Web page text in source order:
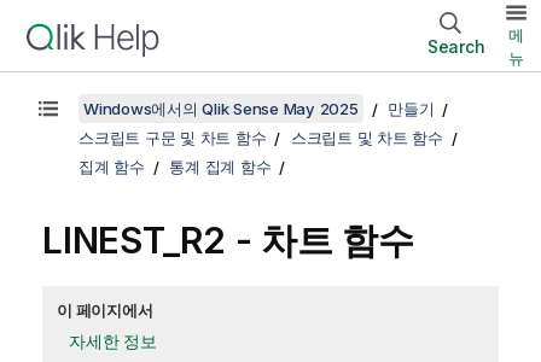
Search
메
뉴
Windows에서의 Qlik Sense May 2025
만들기
스크립트 구문 및 차트 함수
스크립트 및 차트 함수
집계 함수
통계 집계 함수
LINEST_R2 - 차트 함수
이 페이지에서
자세한 정보